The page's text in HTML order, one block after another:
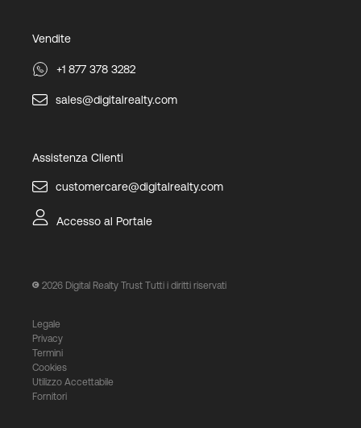
Vendite
+1 877 378 3282
sales@digitalrealty.com
Assistenza Clienti
customercare@digitalrealty.com
Accesso al Portale
2026 Digital Realty Trust Tutti i diritti riservati
Legale
Privacy
Termini
Cookies
Utilizzo Accettabile
Fornitori